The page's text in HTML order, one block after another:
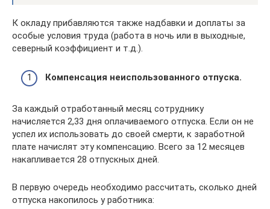
К окладу прибавляются также надбавки и доплаты за
особые условия труда (работа в ночь или в выходные,
северный коэффициент и т.д.).
Компенсация неиспользованного отпуска.
За каждый отработанный месяц сотруднику
начисляется 2,33 дня оплачиваемого отпуска. Если он не
успел их использовать до своей смерти, к заработной
плате начислят эту компенсацию. Всего за 12 месяцев
накапливается 28 отпускных дней.
В первую очередь необходимо рассчитать, сколько дней
отпуска накопилось у работника: